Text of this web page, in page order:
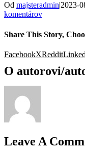
Od majsteradmin|2023-
komentárov
Share This Story,
FacebookXReddit
O autorovi/
Leave A